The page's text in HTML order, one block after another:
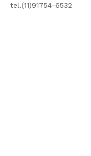
tel.(11)91754-6532